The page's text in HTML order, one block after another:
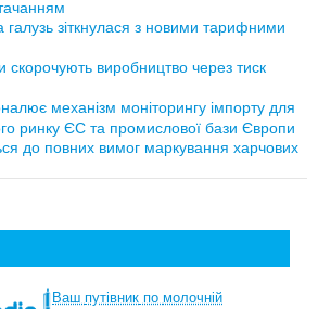
зіткнулася з новими тарифними
скорочують виробництво через тиск
механізм моніторингу імпорту для
ринку ЄС та промислової бази Європи
до повних вимог маркування харчових
Ваш путівник по молочній